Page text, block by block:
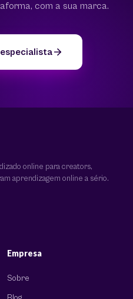
com a sua marca.
online para creators,
aprendizagem online a sério.
Empresa
Sobre